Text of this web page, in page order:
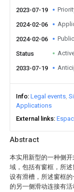
Abstract
本实用新型的一种侧
域，包括有窗框，所
设有滑槽，所述窗框
的另一侧滑动连接有
2023-07-19
2024-02-06
2024-02-06
Status
2033-07-19
Info Legal events
Applications
External links